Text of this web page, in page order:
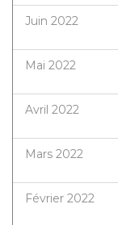
Juin 2022
Mai 2022
Avril 2022
Mars 2022
Février 2022